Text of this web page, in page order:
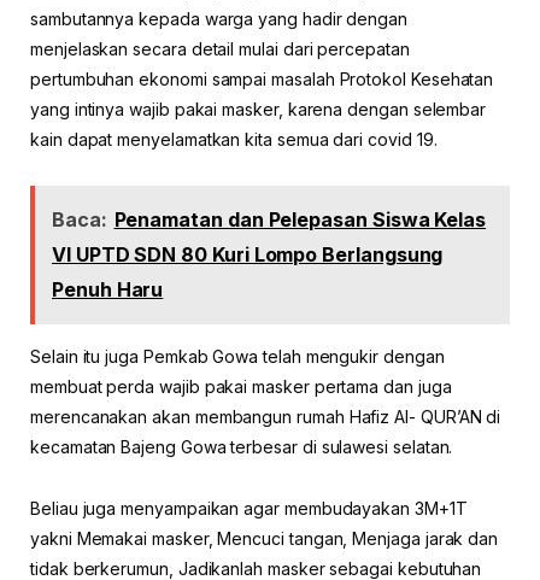
sambutannya kepada warga yang hadir dengan
menjelaskan secara detail mulai dari percepatan
pertumbuhan ekonomi sampai masalah Protokol Kesehatan
yang intinya wajib pakai masker, karena dengan selembar
kain dapat menyelamatkan kita semua dari covid 19.
Baca: Penamatan dan Pelepasan Siswa Kelas
VI UPTD SDN 80 Kuri Lompo Berlangsung
Penuh Haru
Selain itu juga Pemkab Gowa telah mengukir dengan
membuat perda wajib pakai masker pertama dan juga
merencanakan akan membangun rumah Hafiz Al- QUR’AN di
kecamatan Bajeng Gowa terbesar di sulawesi selatan.
Beliau juga menyampaikan agar membudayakan 3M+1T
yakni Memakai masker, Mencuci tangan, Menjaga jarak dan
tidak berkerumun, Jadikanlah masker sebagai kebutuhan